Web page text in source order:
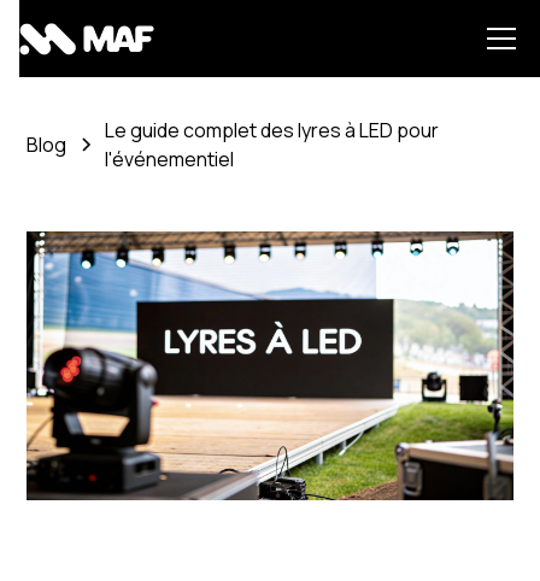
Blog
Le guide complet des lyres à LED pour
l'événementiel